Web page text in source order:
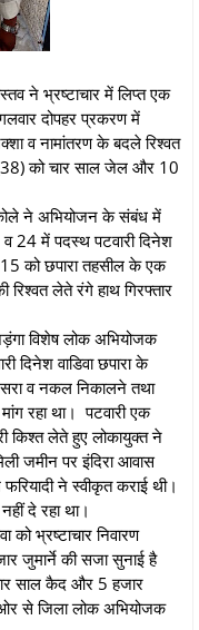
ने भ्रष्टाचार में लिप्त एक
दोपहर प्रकरण में
व नामांतरण के बदले रिश्वत
(38) को चार साल जेल और 10
अभियोजन के संबंध में
व 24 में पदस्थ पटवारी दिनेश
को छपारा तहसील के एक
लेते रंगे हाथ गिरफ्तार
विशेष लोक अभियोजक
दिनेश वाडिवा छपारा के
व नकल निकालने तथा
रहा था। पटवारी एक
किश्त लेते हुए लोकायुक्त ने
जमीन पर इंदिरा आवास
ने स्वीकृत कराई थी।
दे रहा था।
भ्रष्टाचार निवारण
जुमार्ने की सजा सुनाई है
साल कैद और 5 हजार
से जिला लोक अभियोजक